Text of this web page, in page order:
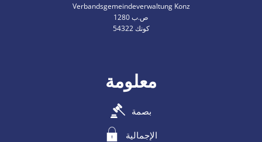
Verbandsgemeindeverwaltung Konz
ص.ب 1280
54322 كونك
معلومة
بصمة
الإجمالية